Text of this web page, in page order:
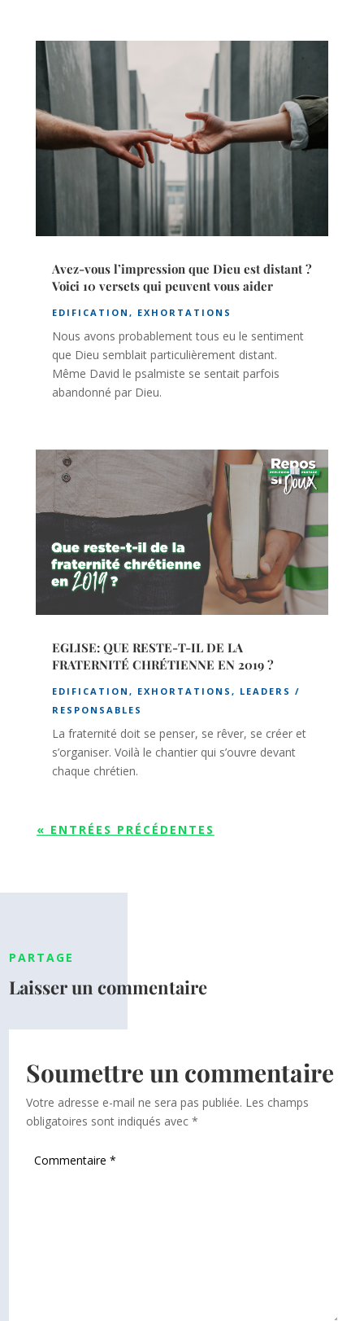
Avez-vous l’impression que Dieu est distant ?
Voici 10 versets qui peuvent vous aider
EDIFICATION , EXHORTATIONS
Nous avons probablement tous eu le sentiment
que Dieu semblait particulièrement distant.
Même David le psalmiste se sentait parfois
abandonné par Dieu.
EGLISE: QUE RESTE-T-IL DE LA
FRATERNITÉ CHRÉTIENNE EN 2019 ?
EDIFICATION , EXHORTATIONS , LEADERS /
RESPONSABLES
La fraternité doit se penser, se rêver, se créer et
s’organiser. Voilà le chantier qui s’ouvre devant
chaque chrétien.
« ENTRÉES PRÉCÉDENTES
PARTAGE
Laisser un commentaire
Soumettre un commentaire
Votre adresse e-mail ne sera pas publiée. Les champs
obligatoires sont indiqués avec*